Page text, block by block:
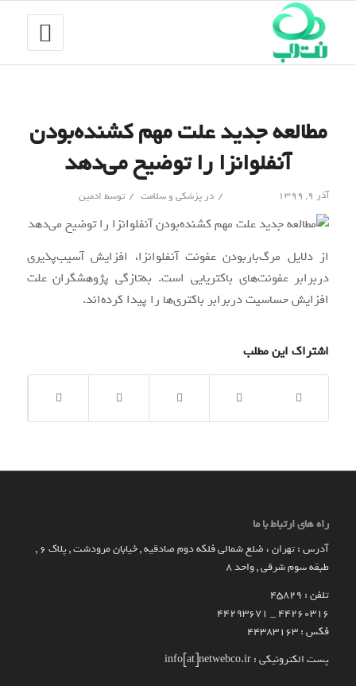
مطالعه جدید علت مهم کشنده‌بودن
آنفلوانزا را توضیح می‌دهد
آذر ۹, ۱۳۹۹ / درپزشکی و سلامت / توسط ادمین
از دلایل مرگ‌باربودن عفونت آنفلوانزا، افزایش آسیب‌پذیری
دربرابر عفونت‌های باکتریایی است. به‌تازگی پژوهشگران علت
افزایش حساسیت دربرابر باکتری‌ها را پیدا کرده‌اند.
اشتراک این مطلب
راه های ارتباط با ما
آدرس : تهران ، ضلع شمالی فلکه دوم صادقیه , خیابان مرودشت , پلاک ۶ ,
طبقه سوم شرقی , واحد ۸
تلفن : 45829
۴۴۲۶۰۳۱۶ _ 44293671
فکس : 44383163
پست الکترونیکی : info[at]netwebco.ir